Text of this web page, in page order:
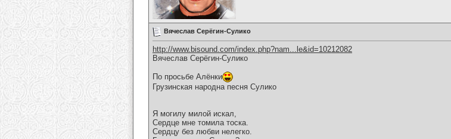
Вячеслав Серёгин-Сулико
http://www.bisound.com/index.php?nam...le&id=10212082
Вячеслав Серёгин-Сулико
По просьбе Алёнки
Грузинская народна песня Сулико
Я могилу милой искал,
Сердце мне томила тоска.
Сердцу без любви нелегко.